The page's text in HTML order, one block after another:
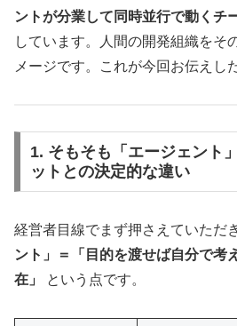
ントが分業して同時並行で動くチ
しています。人間の開発組織をそ
メージです。これが今回お伝えし
1. そもそも「エージェント
ットとの決定的な違い
経営者目線でまず押さえていただ
ント」＝「目的を渡せば自分で考
在」
という点です。